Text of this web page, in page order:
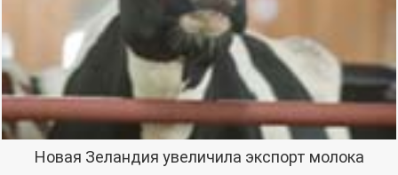
Новая Зеландия увеличила экспорт молока